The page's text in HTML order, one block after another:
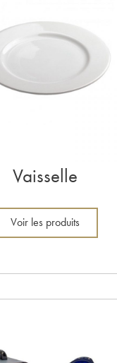
Vaisselle
Voir les produits